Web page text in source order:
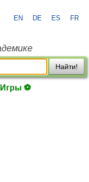
EN DE ES FR
Найти!
Игры ⚽